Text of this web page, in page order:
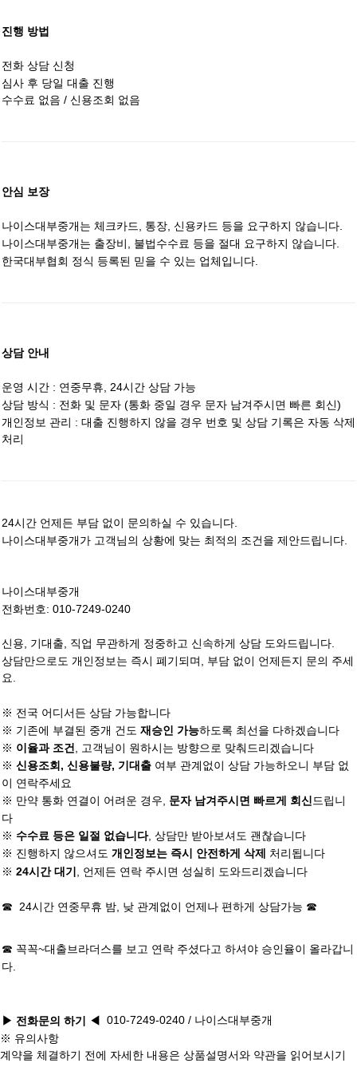
진행 방법
전화 상담 신청
심사 후 당일 대출 진행
수수료 없음 / 신용조회 없음
안심 보장
나이스대부중개는 체크카드, 통장, 신용카드 등을 요구하지 않습니다.
나이스대부중개는 출장비, 불법수수료 등을 절대 요구하지 않습니다.
한국대부협회 정식 등록된 믿을 수 있는 업체입니다.
상담 안내
운영 시간 : 연중무휴, 24시간 상담 가능
상담 방식 : 전화 및 문자 (통화 중일 경우 문자 남겨주시면 빠른 회신)
개인정보 관리 : 대출 진행하지 않을 경우 번호 및 상담 기록은 자동 삭제
처리
24시간 언제든 부담 없이 문의하실 수 있습니다.
나이스대부중개가 고객님의 상황에 맞는 최적의 조건을 제안드립니다.
나이스대부중개
전화번호: 010-7249-0240
신용, 기대출, 직업 무관하게 정중하고 신속하게 상담 도와드립니다.
상담만으로도 개인정보는 즉시 폐기되며, 부담 없이 언제든지 문의 주세
요.
※ 전국 어디서든 상담 가능합니다
※ 기존에 부결된 중개 건도 재승인 가능하도록 최선을 다하겠습니다
※ 이율과 조건
, 고객님이 원하시는 방향으로 맞춰드리겠습니다
※ 신용조회, 신용불량, 기대출 여부 관계없이 상담 가능하오니 부담 없
이 연락주세요
※ 만약 통화 연결이 어려운 경우, 문자 남겨주시면 빠르게 회신드립니
다
※ 수수료 등은 일절 없습니다, 상담만 받아보셔도 괜찮습니다
※ 진행하지 않으셔도 개인정보는 즉시 안전하게 삭제 처리됩니다
※ 24시간 대기 , 언제든 연락 주시면 성실히 도와드리겠습니다
☎ 24시간 연중무휴 밤, 낮 관계없이 언제나 편하게 상담가능 ☎
☎ 꼭꼭~대출브라더스를 보고 연락 주셨다고 하셔야 승인율이 올라갑니
다.
▶ 전화문의 하기 ◀ 010-7249-0240 / 나이스대부중개
※ 유의사항
계약을 체결하기 전에 자세한 내용은 상품설명서와 약관을 읽어보시기